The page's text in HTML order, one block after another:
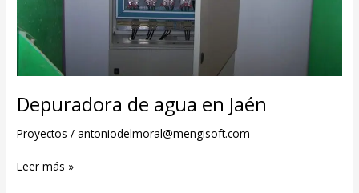
Depuradora de agua en Jaén
Proyectos /antoniodelmoral@mengisoft.com
Leer más »